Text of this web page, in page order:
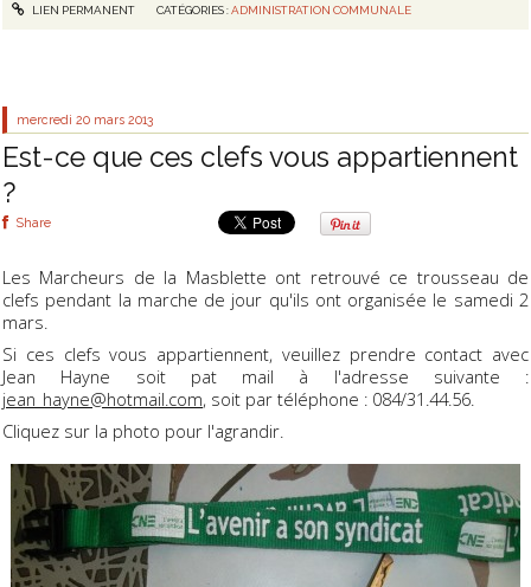
LIEN PERMANENT CATÉGORIES :ADMINISTRATION COMMUNALE
mercredi 20 mars 2013
Est-ce que ces clefs vous appartiennent
?
Share
Les Marcheurs de la Masblette ont retrouvé ce trousseau de
clefs pendant la marche de jour qu'ils ont organisée le samedi 2
mars.
Si ces clefs vous appartiennent, veuillez prendre contact avec
Jean Hayne soit pat mail à l'adresse suivante :
jean_hayne@hotmail.com, soit par téléphone : 084/31.44.56.
Cliquez sur la photo pour l'agrandir.